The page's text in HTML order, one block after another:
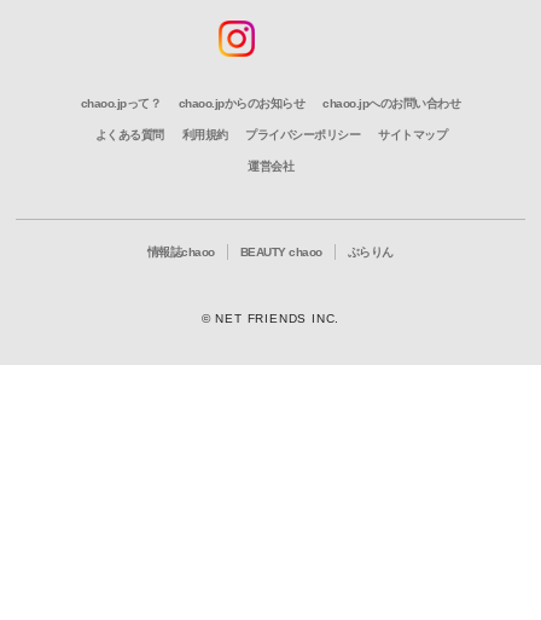
chaoo.jpって？ chaoo.jpからのお知らせ chaoo.jpへのお問い合わせ
よくある質問 利用規約 プライバシーポリシー サイトマップ
運営会社
情報誌chaoo BEAUTY chaoo ぶらりん
© NET FRIENDS INC.